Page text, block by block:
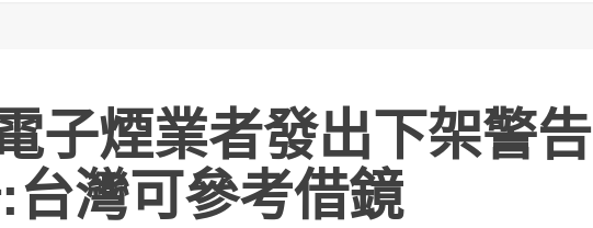
子煙業者發出下架警告
台灣可參考借鏡